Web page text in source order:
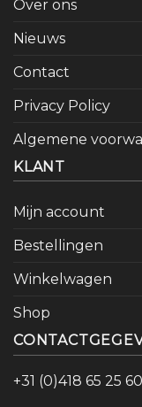
Over ons
Nieuws
Contact
Privacy Policy
Algemene
KLANT
Mijn account
Bestellingen
Winkelwagen
Shop
+31 (0)418 65 25 60